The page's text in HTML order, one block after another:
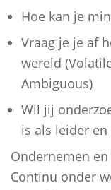
Hoe kan je
Vraag je je af
wereld
Ambiguous)
Wil jij
is als leider en
Ondernemen
Continu onder